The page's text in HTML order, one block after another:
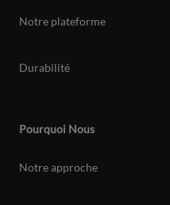
Notre plateforme
Durabilité
Pourquoi Nous
Notre approche